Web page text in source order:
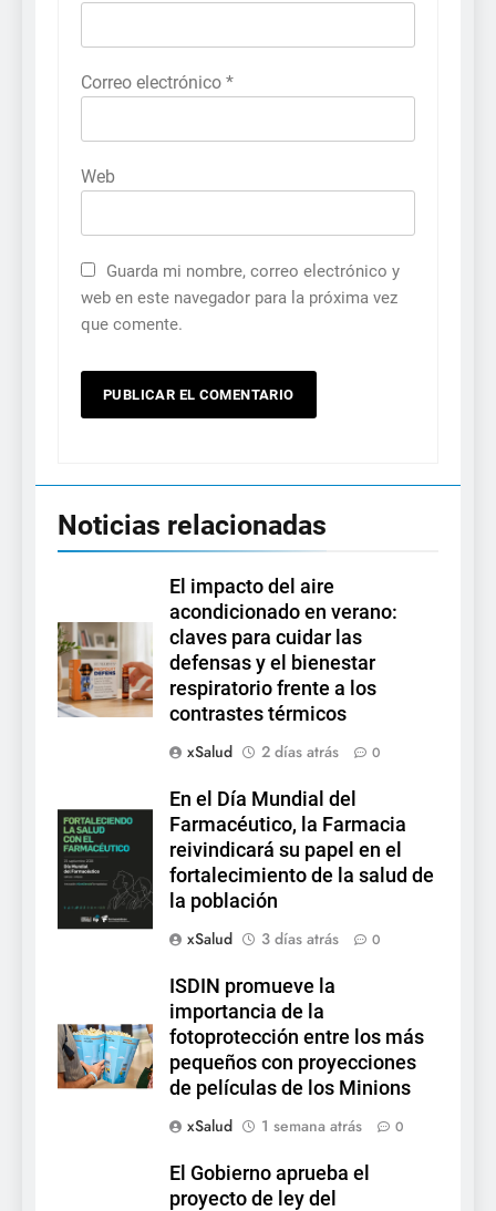
Correo electrónico *
Web
Guarda mi nombre, correo electrónico y
web en este navegador para la próxima vez
que comente.
Noticias relacionadas
El impacto del aire
acondicionado en verano:
claves para cuidar las
defensas y el bienestar
respiratorio frente a los
contrastes térmicos
xSalud
2 días atrás 0
En el Día Mundial del
Farmacéutico, la Farmacia
reivindicará su papel en el
fortalecimiento de la salud de
la población
xSalud
3 días atrás 0
ISDIN promueve la
importancia de la
fotoprotección entre los más
pequeños con proyecciones
de películas de los Minions
xSalud
1 semana atrás 0
El Gobierno aprueba el
proyecto de ley del